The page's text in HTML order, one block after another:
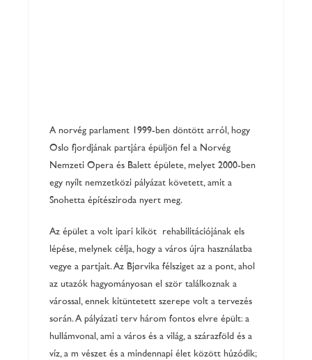
A norvég parlament 1999-ben döntött arról, hogy
Oslo fjordjának partjára épüljön fel a Norvég
Nemzeti Opera és Balett épülete, melyet 2000-ben
egy nyílt nemzetközi pályázat követett, amit a
Snohetta építésziroda nyert meg.
Az épület a volt ipari kikötő rehabilitációjának első
lépése, melynek célja, hogy a város újra használatba
vegye a partjait. Az Bjørvika félsziget az a pont, ahol
az utazók hagyományosan először találkoznak a
várossal, ennek kitüntetett szerepe volt a tervezés
során. A pályázati terv három fontos elvre épült: a
hullámvonal, ami a város és a világ, a szárazföld és a
víz, a művészet és a mindennapi élet között húzódik;